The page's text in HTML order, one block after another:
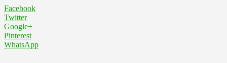
Facebook
Twitter
Google+
Pinterest
WhatsApp